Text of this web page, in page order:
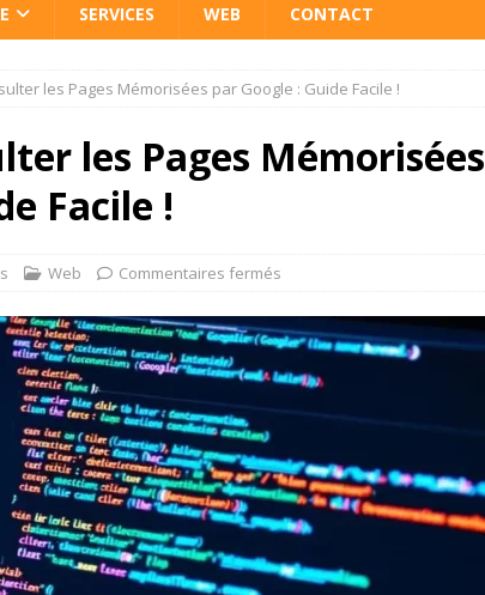
SERVICES WEB CONTACT
les Pages Mémorisées par Google : Guide Facile !
les Pages Mémorisées
Facile !
Web Commentaires fermés